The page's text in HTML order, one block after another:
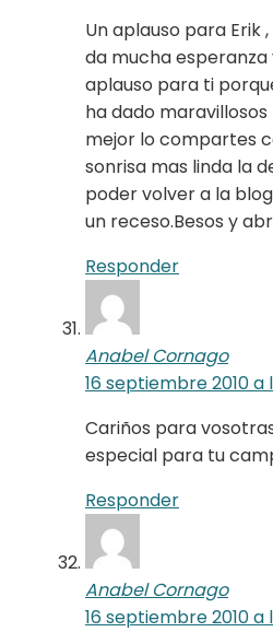
Un aplauso para Erik
da mucha
aplauso para ti
ha dado
mejor lo compartes
sonrisa mas linda la
poder volver a la
un receso.Besos y
Responder
Anabel Cornago
16 septiembre 2010 a
Cariños para
especial para tu
Responder
Anabel Cornago
16 septiembre 2010 a